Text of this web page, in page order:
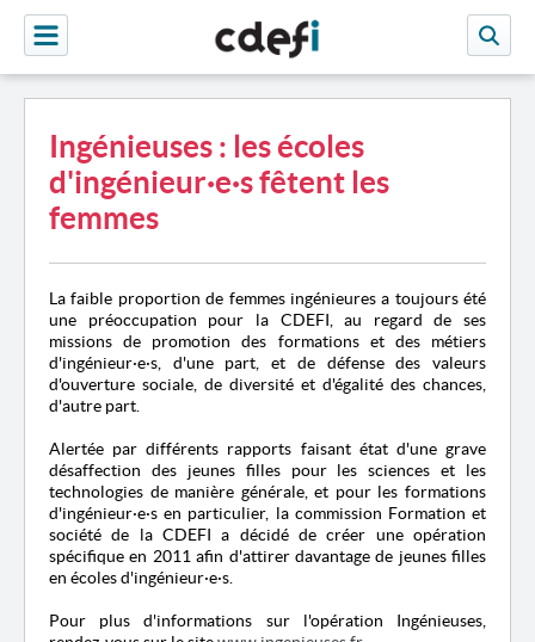
Ingénieuses : les écoles
d'ingénieur·e·s fêtent les
femmes
La faible proportion de femmes ingénieures a toujours été
une préoccupation pour la CDEFI, au regard de ses
missions de promotion des formations et des métiers
d'ingénieur·e·s, d'une part, et de défense des valeurs
d'ouverture sociale, de diversité et d'égalité des chances,
d'autre part.
Alertée par différents rapports faisant état d'une grave
désaffection des jeunes filles pour les sciences et les
technologies de manière générale, et pour les formations
d'ingénieur·e·s en particulier, la commission Formation et
société de la CDEFI a décidé de créer une opération
spécifique en 2011 afin d'attirer davantage de jeunes filles
en écoles d'ingénieur·e·s.
Pour plus d'informations sur l'opération Ingénieuses,